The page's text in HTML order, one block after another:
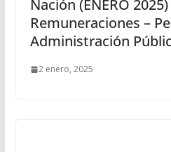
Nación (ENERO
Remuneraciones –
Administración
2 enero, 2025